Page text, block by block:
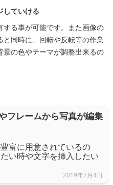
していける
る事が可能です。また画像の
と同時に、回転や反転等の作業
の色やテーマが調整出来るの
フレームから写真が編集
富に用意されているの
い時や文字を挿入したい
2019年7月4日